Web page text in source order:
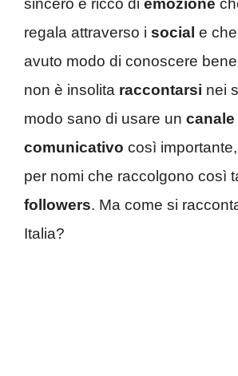
sincero e ricco di emozione
regala attraverso i social e
avuto modo di conoscere
non è insolita raccontarsi nei
modo sano di usare un canale
comunicativo così
per nomi che raccolgono così
followers. Ma come si
Italia?